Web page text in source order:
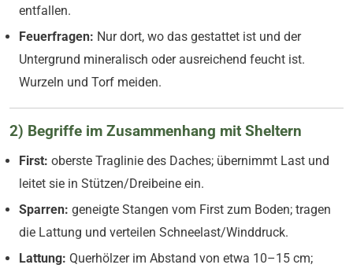
entfallen.
Feuerfragen: Nur dort, wo das gestattet ist und der
Untergrund mineralisch oder ausreichend feucht ist.
Wurzeln und Torf meiden.
2) Begriffe im Zusammenhang mit Sheltern
First: oberste Traglinie des Daches; übernimmt Last und
leitet sie in Stützen/Dreibeine ein.
Sparren: geneigte Stangen vom First zum Boden; tragen
die Lattung und verteilen Schneelast/Winddruck.
Lattung: Querhölzer im Abstand von etwa 10–15 cm;